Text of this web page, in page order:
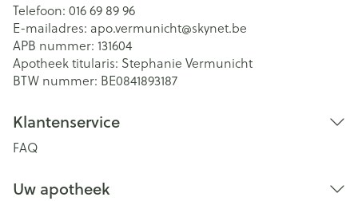
Telefoon: 016 69 89 96
E-mailadres: apo.vermunicht@skynet.be
APB nummer: 131604
Apotheek titularis: Stephanie Vermunicht
BTW nummer: BE0841893187
Klantenservice
FAQ
Uw apotheek